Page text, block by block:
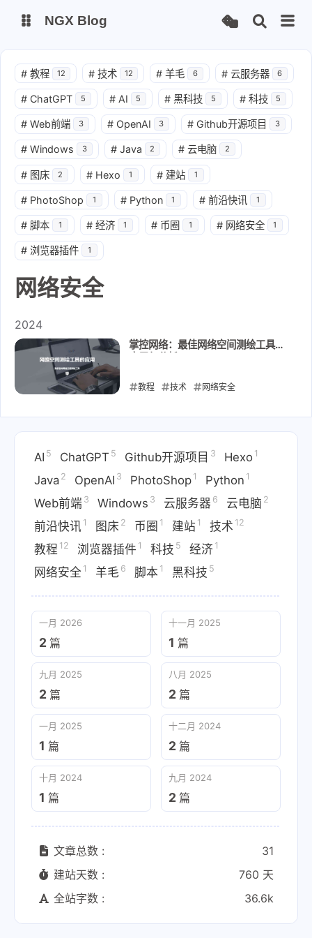
Status Qexo
备用链接 Code-Server
NGX Blog
# 教程 12 # 技术 12 # 羊毛 6 # 云服务器 6
# ChatGPT 5 # AI 5 # 黑科技 5 # 科技 5
# Web前端 3 # OpenAI 3 # Github开源项目 3
# Windows 3 # Java 2 # 云电脑 2
# 图床 2 # Hexo 1 # 建站 1
# PhotoShop 1 # Python 1 # 前沿快讯 1
# 脚本 1 # 经济 1 # 币圈 1 # 网络安全 1
# 浏览器插件 1
网络安全
2024
掌控网络：最佳网络空间测绘工具的
教程 技术 网络安全
AI 5 ChatGPT 5 Github开源项目 3 Hexo 1
Java 2 OpenAI 3 PhotoShop 1 Python 1
Web前端 3 Windows 3 云服务器 6 云电脑 2
前沿快讯 1 图床 2 币圈 1 建站 1 技术 12
教程 12 浏览器插件 1 科技 5 经济 1
网络安全 1 羊毛 6 脚本 1 黑科技 5
一月 2026
2 篇
十一月 2025
1 篇
九月 2025
2 篇
八月 2025
2 篇
一月 2025
1 篇
十二月 2024
2 篇
十月 2024
1 篇
九月 2024
2 篇
文章总数 :
31
建站天数 :
760 天
全站字数 :
36.6k